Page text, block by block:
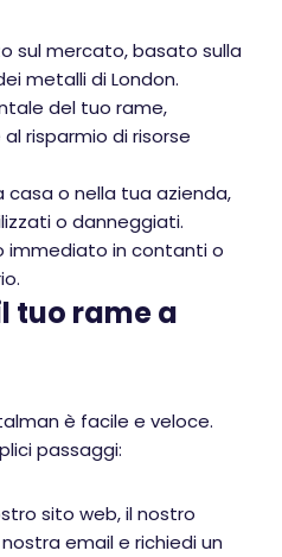
sul mercato, basato sulla
metalli di London.
del tuo rame,
risparmio di risorse
casa o nella tua azienda,
o danneggiati.
immediato in contanti o
tuo rame a
è facile e veloce.
passaggi:
sito web, il nostro
email e richiedi un